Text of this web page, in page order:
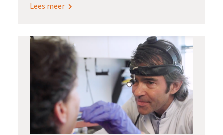
Bijlsma en haar collega-ambassadeurs bij aan
de bron: elke patiënt heeft toegang tot zijn
zorginformatie en voert regie op zijn of haar
gezondheid.
Lees meer